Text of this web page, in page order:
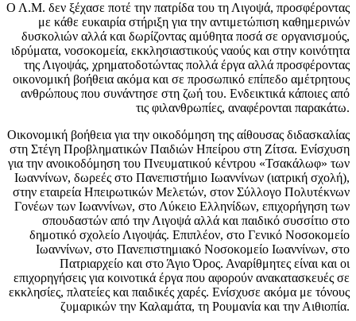
Ο Λ.Μ. δεν ξέχασε ποτέ την πατρίδα του τη Λιγοψά, προσφέροντας
με κάθε ευκαιρία στήριξη για την αντιμετώπιση καθημερινών
δυσκολιών αλλά και δωρίζοντας αμύθητα ποσά σε οργανισμούς,
ιδρύματα, νοσοκομεία, εκκλησιαστικούς ναούς και στην κοινότητα
της Λιγοψάς, χρηματοδοτώντας πολλά έργα αλλά προσφέροντας
οικονομική βοήθεια ακόμα και σε προσωπικό επίπεδο αμέτρητους
ανθρώπους που συνάντησε στη ζωή του. Ενδεικτικά κάποιες από
τις φιλανθρωπίες, αναφέρονται παρακάτω.
Οικονομική βοήθεια για την οικοδόμηση της αίθουσας διδασκαλίας
στη Στέγη Προβληματικών Παιδιών Ηπείρου στη Ζίτσα. Ενίσχυση
για την ανοικοδόμηση του Πνευματικού κέντρου «Τσακάλωφ» των
Ιωαννίνων, δωρεές στο Πανεπιστήμιο Ιωαννίνων (ιατρική σχολή),
στην εταιρεία Ηπειρωτικών Μελετών, στον Σύλλογο Πολυτέκνων
Γονέων των Ιωαννίνων, στο Λύκειο Ελληνίδων, επιχορήγηση των
σπουδαστών από την Λιγοψά αλλά και παιδικό συσσίτιο στο
δημοτικό σχολείο Λιγοψάς. Επιπλέον, στο Γενικό Νοσοκομείο
Ιωαννίνων, στο Πανεπιστημιακό Νοσοκομείο Ιωαννίνων, στο
Πατριαρχείο και στο Άγιο Όρος. Αναρίθμητες είναι και οι
επιχορηγήσεις για κοινοτικά έργα που αφορούν ανακατασκευές σε
εκκλησίες, πλατείες και παιδικές χαρές. Ενίσχυσε ακόμα με τόνους
ζυμαρικών την Καλαμάτα, τη Ρουμανία και την Αιθιοπία.